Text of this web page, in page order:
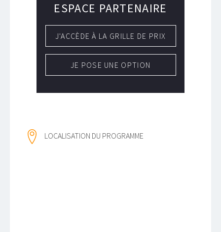
ESPACE PARTENAIRE
J'ACCÈDE À LA GRILLE DE PRIX
JE POSE UNE OPTION
LOCALISATION DU PROGRAMME